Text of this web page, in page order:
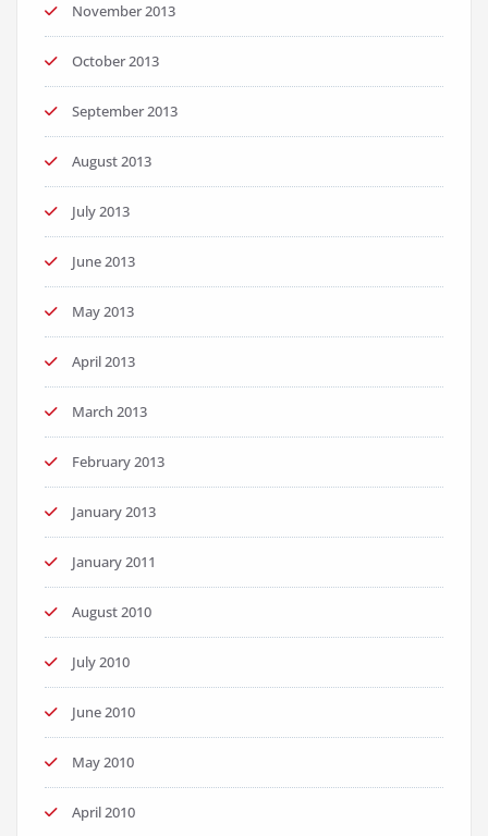
November 2013
October 2013
September 2013
August 2013
July 2013
June 2013
May 2013
April 2013
March 2013
February 2013
January 2013
January 2011
August 2010
July 2010
June 2010
May 2010
April 2010